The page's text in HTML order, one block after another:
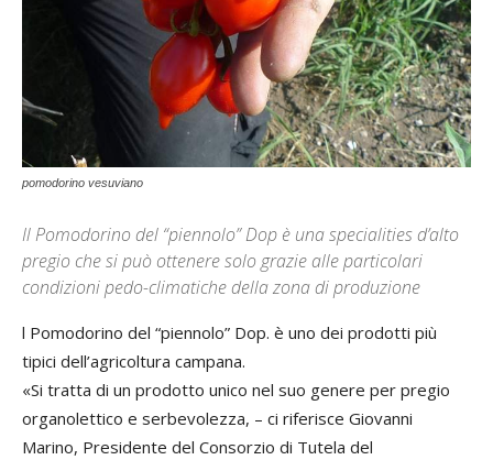
pomodorino vesuviano
Il Pomodorino del “piennolo” Dop è una specialities d’alto
pregio che si può ottenere solo grazie alle particolari
condizioni pedo-climatiche della zona di produzione
l Pomodorino del “piennolo” Dop. è uno dei prodotti più
tipici dell’agricoltura campana.
«Si tratta di un prodotto unico nel suo genere per pregio
organolettico e serbevolezza, – ci riferisce Giovanni
Marino, Presidente del Consorzio di Tutela del